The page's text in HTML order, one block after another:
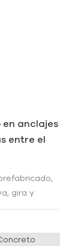
en anclajes
entre el
y
gira y
este
una